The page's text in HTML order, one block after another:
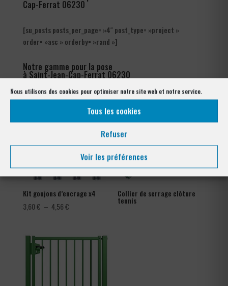
Nous utilisons des cookies pour optimiser notre site web et notre service.
Tous les cookies
Refuser
Voir les préférences
Cap-Ferrat 06230
[su_posts posts_per_page= »4″ post_type= »project »
order= »asc » orderby= »rand »]
Notre gamme pour la pose
à Saint-Jean-Cap-Ferrat 06230
Kit goujons d’encrage x4
3,60€ – 4,56€Plage
3,60 €
Collier de serrage clôture
tennis